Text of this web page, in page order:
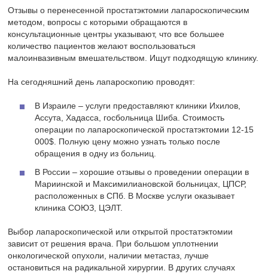
Отзывы о перенесенной простатэктомии лапароскопическим
методом, вопросы с которыми обращаются в
консультационные центры указывают, что все большее
количество пациентов желают воспользоваться
малоинвазивным вмешательством. Ищут подходящую клинику.
На сегодняшний день лапароскопию проводят:
В Израиле – услуги предоставляют клиники Ихилов,
Ассута, Хадасса, госбольница Шиба. Стоимость
операции по лапароскопической простатэктомии 12-15
000$. Полную цену можно узнать только после
обращения в одну из больниц.
В России – хорошие отзывы о проведении операции в
Мариинской и Максимилиановской больницах, ЦПСР,
расположенных в СПб. В Москве услуги оказывает
клиника СОЮЗ, ЦЭЛТ.
Выбор лапароскопической или открытой простатэктомии
зависит от решения врача. При большом уплотнении
онкологической опухоли, наличии метастаз, лучше
остановиться на радикальной хирургии. В других случаях